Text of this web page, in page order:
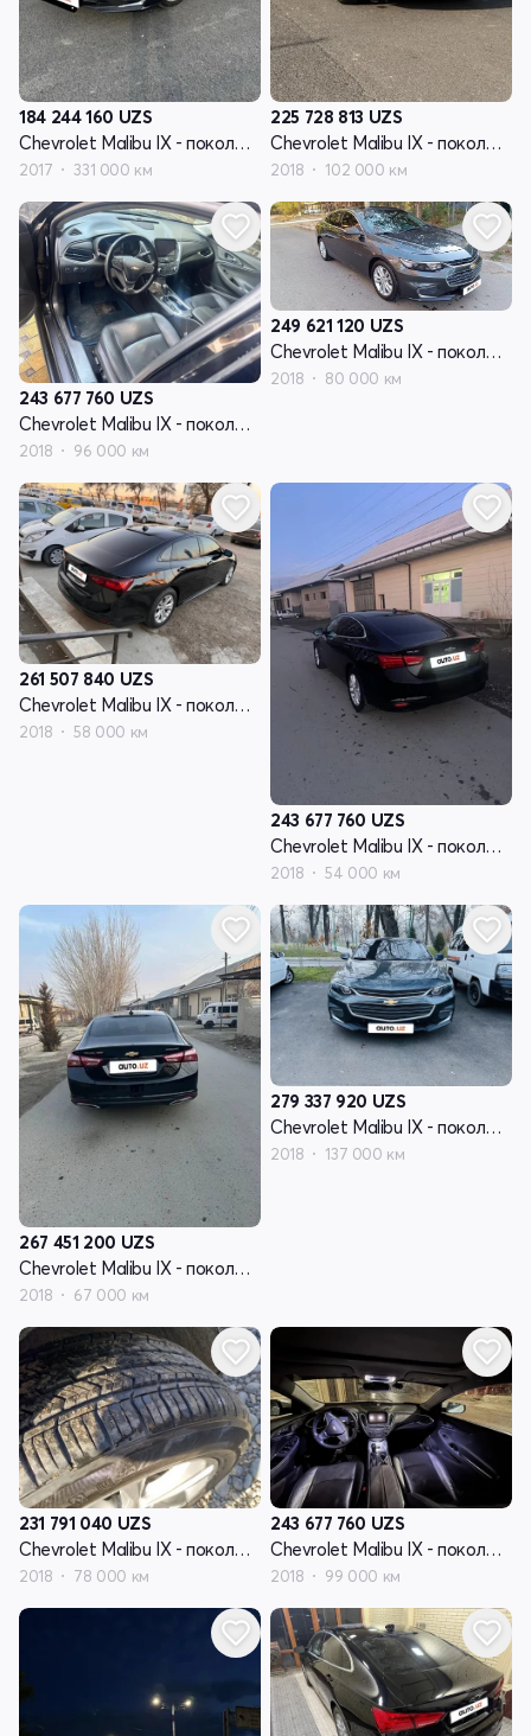
184 244 160 UZS
Chevrolet Malibu IX - поколение
2017 331 000 км
225 728 813 UZS
Chevrolet Malibu IX - поколение
2018 102 000 км
243 677 760 UZS
Chevrolet Malibu IX - поколение
2018 96 000 км
249 621 120 UZS
Chevrolet Malibu IX - поколение
2018 80 000 км
261 507 840 UZS
Chevrolet Malibu IX - поколение
2018 58 000 км
243 677 760 UZS
Chevrolet Malibu IX - поколение
2018 54 000 км
267 451 200 UZS
Chevrolet Malibu IX - поколение
2018 67 000 км
279 337 920 UZS
Chevrolet Malibu IX - поколение
2018 137 000 км
231 791 040 UZS
Chevrolet Malibu IX - поколение
2018 78 000 км
243 677 760 UZS
Chevrolet Malibu IX - поколение
2018 99 000 км